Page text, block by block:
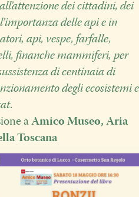
dei cittadini, dei
delle api e in
api, vespe, farfalle,
finanche mammiferi, per
di centinaia di
degli ecosistemi e
.
a Amico Museo, Aria
Toscana